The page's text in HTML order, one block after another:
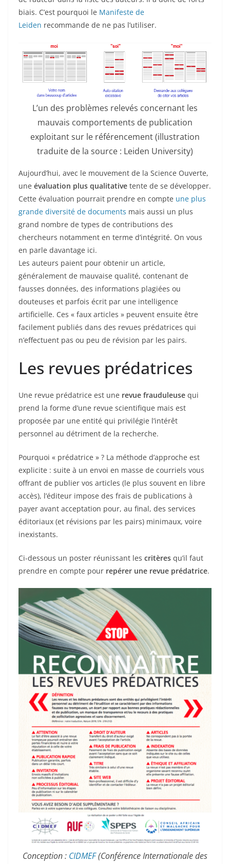
biais. C’est pourquoi le Manifeste de
Leiden recommande de ne pas l’utiliser.
L’un des problèmes relevés concernant les
mauvais comportements de publication
exploitant sur le référencement (illustration
traduite de la source : Leiden University)
Aujourd’hui, avec le mouvement de la Science Ouverte,
une évaluation plus qualitative tente de se développer.
Cette évaluation pourrait prendre en compte une plus
grande diversité de documents mais aussi un plus
grand nombre de types de contributions des
chercheurs notamment en terme d’intégrité. On vous
en parle davantage ici.
Les auteurs paient pour obtenir un article,
généralement de mauvaise qualité, contenant de
fausses données, des informations plagiées ou
douteuses et parfois écrit par une intelligence
artificielle. Ces « faux articles » peuvent ensuite être
facilement publiés dans des revues prédatrices qui
n’effectuent pas ou peu de révision par les pairs.
Les revues prédatrices
Une revue prédatrice est une revue frauduleuse qui
prend la forme d’une revue scientifique mais est
proposée par une entité qui privilégie l’intérêt
personnel au détriment de la recherche.
Pourquoi « prédatrice » ? La méthode d’approche est
explicite : suite à un envoi en masse de courriels vous
offrant de publier vos articles (le plus souvent en libre
accès), l’éditeur impose des frais de publications à
payer avant acceptation pour, au final, des services
éditoriaux (et révisions par les pairs) minimaux, voire
inexistants.
Ci-dessous un poster réunissant les critères qu’il faut
prendre en compte pour repérer une revue prédatrice.
Conception : CIDMEF(Conférence Internationale des